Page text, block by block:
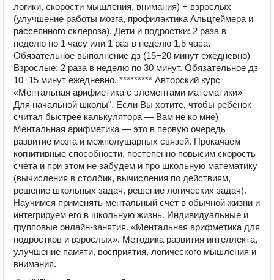
логики, скорости мышления, внимания) + взрослых
(улучшение работы мозга, профилактика Альцгеймера и
рассеянного склероза). Дети и подростки: 2 раза в
неделю по 1 часу или 1 раз в неделю 1,5 часа.
Обязательное выполнение дз (15−20 минут ежедневно)
Взрослые: 2 раза в неделю по 30 минут. Обязательное дз
10−15 минут ежедневно. ********* Авторский курс
«Ментальная арифметика с элементами математики»
Для начальной школы". Если Вы хотите, чтобы ребенок
считал быстрее калькулятора — Вам не ко мне)
Ментальная арифметика — это в первую очередь
развитие мозга и межполушарных связей. Прокачаем
когнитивные способности, постепенно повысим скорость
счета и при этом не забудем и про школьную математику
(вычисления в столбик, вычисления по действиям,
решение школьных задач, решение логических задач).
Научимся применять ментальный счёт в обычной жизни и
интегрируем его в школьную жизнь. Индивидуальные и
групповые онлайн-занятия. «Ментальная арифметика для
подростков и взрослых». Методика развития интеллекта,
улучшение памяти, восприятия, логического мышления и
внимания.